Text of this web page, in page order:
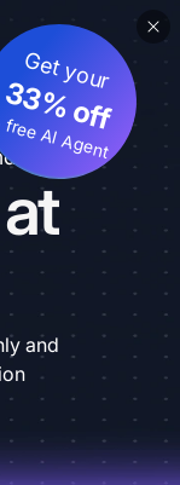
Get your
33% off
AI Agent
and